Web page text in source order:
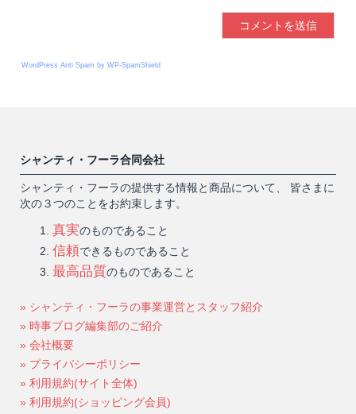
WordPress Anti Spam by WP-SpamShield
シャンティ・フーラ合同会社
シャンティ・フーラの提供する情報と商品について、 皆さまに
次の３つのことをお約束します。
真実のものであること
信頼できるものであること
最高品質のものであること
» シャンティ・フーラの事業運営とスタッフ紹介
» 時事ブログ編集部のご紹介
» 会社概要
» プライバシーポリシー
» 利用規約(サイト全体)
» 利用規約(ショッピング会員)